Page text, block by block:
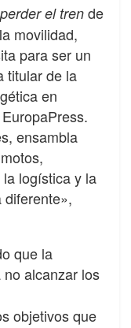
perder el tren de
movilidad,
para ser un
titular de la
en
ensambla
logística y la
que la
alcanzar los
objetivos que